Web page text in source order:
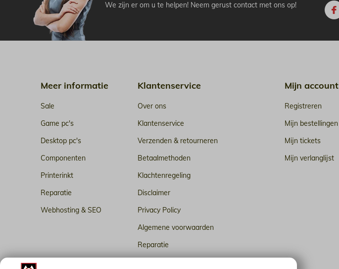
We zijn er om u te helpen! Neem gerust contact met ons op!
Meer informatie
Sale
Game pc's
Desktop pc's
Componenten
Printerinkt
Reparatie
Webhosting & SEO
Klantenservice
Over ons
Klantenservice
Verzenden & retourneren
Betaalmethoden
Klachtenregeling
Disclaimer
Privacy Policy
Algemene voorwaarden
Reparatie
Mijn account
Registreren
Mijn bestellingen
Mijn tickets
Mijn verlanglijst